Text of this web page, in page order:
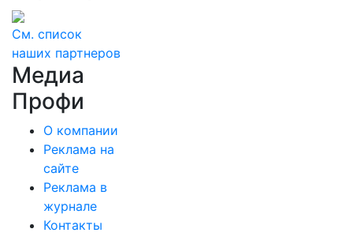
См. список
наших партнеров
Медиа
Профи
О компании
Реклама на
сайте
Реклама в
журнале
Контакты